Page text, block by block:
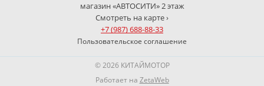
магазин «АВТОСИТИ» 2 этаж
Смотреть на карте ›
+7 (987) 688-88-33
Пользовательское соглашение
© 2026 КИТАЙМОТОР
Работает на ZetaWeb